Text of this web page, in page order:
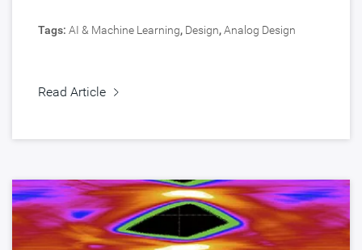
Tags: AI & Machine Learning, Design,Analog Design
Read Article